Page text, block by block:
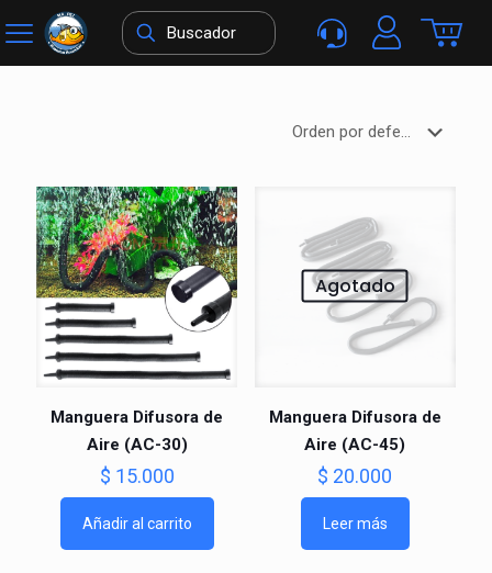
Manguera Difusora de
Aire (AC-30)
$ 15.000
Añadir al carrito
Agotado
Manguera Difusora de
Aire (AC-45)
$ 20.000
Leer más